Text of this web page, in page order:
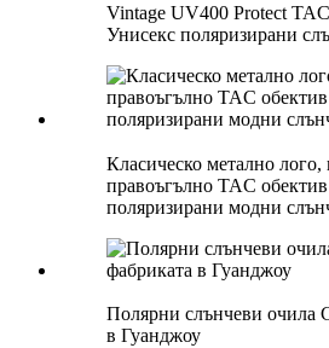
Vintage UV400 Protect
Унисекс поляризирани
Класическо метално лого,
правоъгълно TAC
поляризирани модни
Полярни слънчеви очила
в Гуанджоу